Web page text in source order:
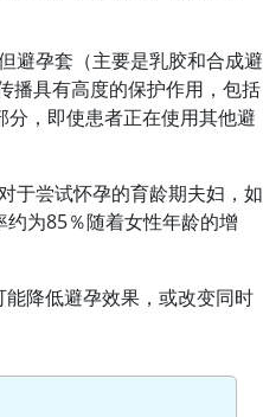
避孕套（主要是乳胶和合成避
传播具有高度的保护作用，包括
，即使患者正在使用其他避
于尝试怀孕的育龄期夫妇，如
为85％随着女性年龄的增
能降低避孕效果，或改变同时